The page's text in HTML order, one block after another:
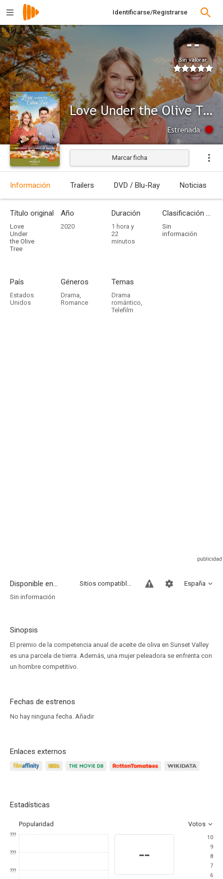
Identificarse/Registrarse
--
Sin valorar
Love Under the Olive Tree
Estrenada
Marcar ficha
Información Trailers DVD / Blu-Ray Noticias
Título original
Love
Under
the Olive
Tree
Año
2020
Duración
1 hora y
22
minutos
Clasificación por edades
Sin
información
País
Estados
Unidos
Géneros
Drama,
Romance
Temas
Drama
romántico,
Telefilm
Disponible en... España
Sitios compatibles
Sin información
Sinopsis
El premio de la competencia anual de aceite de oliva en Sunset Valley
es una parcela de tierra. Además, una mujer peleadora se enfrenta con
un hombre competitivo.
Fechas de estrenos
No hay ninguna fecha. Añadir
Enlaces externos
Estadísticas
Popularidad Votos
???
???
???
--
10
9
8
7
6